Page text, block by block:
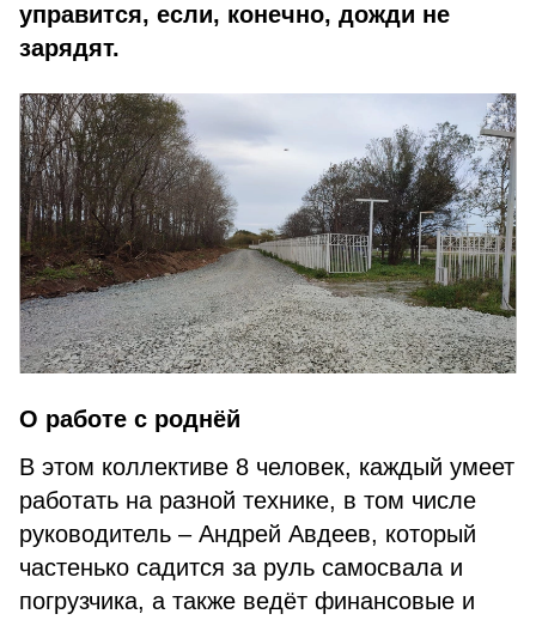
управится, если, конечно, дожди не
зарядят.
О работе с роднёй
В этом коллективе 8 человек, каждый умеет
работать на разной технике, в том числе
руководитель – Андрей Авдеев, который
частенько садится за руль самосвала и
погрузчика, а также ведёт финансовые и